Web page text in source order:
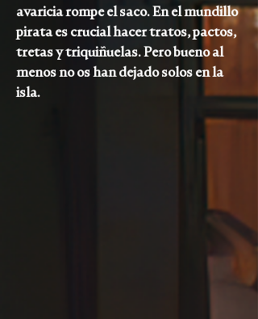
avaricia rompe el saco. En el mundillo
pirata es crucial hacer tratos, pactos,
tretas y triquiñuelas. Pero bueno al
menos no os han dejado solos en la
isla.